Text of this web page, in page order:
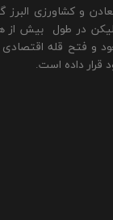
معادن و کشاورزی
لیکن در طول بیش
و فتح قله اقتصادی
قرار داده است.